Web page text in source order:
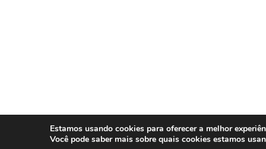
Estamos usando cookies para oferecer a melhor
Você pode saber mais sobre quais cookies estamos